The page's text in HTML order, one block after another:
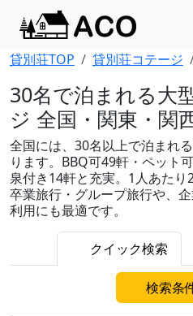
貸別荘TOP 貸別荘コテージ
30名で泊まれる大
ジ 全国・関東・関
全国には、30名以上で泊まれ
ります。BBQ可49軒・ペット
泉付き14軒と充実。1人あたり
卒業旅行・グループ旅行や、
利用にも最適です。
クイック検索
検索条